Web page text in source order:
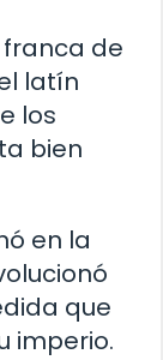
de
latín
los
bien
en la
que
imperio.